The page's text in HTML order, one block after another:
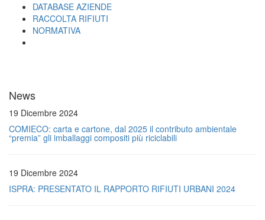
DATABASE AZIENDE
RACCOLTA RIFIUTI
NORMATIVA
News
19 Dicembre 2024
COMIECO: carta e cartone, dal 2025 il contributo ambientale
“premia” gli imballaggi compositi più riciclabili
19 Dicembre 2024
ISPRA: PRESENTATO IL RAPPORTO RIFIUTI URBANI 2024